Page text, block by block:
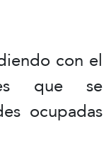
con el
que se
ocupadas